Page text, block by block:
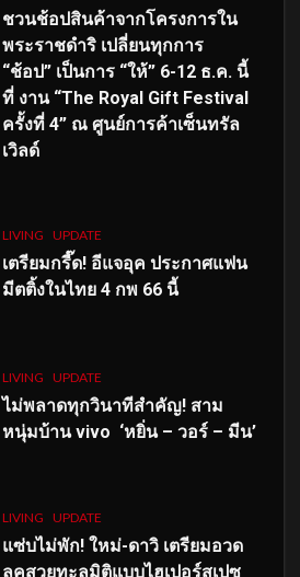
ชวนช้อปสินค้าจากโครงการใน
พระราชดำริ เปลี่ยนทุกการ
“ช้อป” เป็นการ “ให้” 6-12 ธ.ค. นี้
ที่ งาน “The Royal Gift Festival
ครั้งที่ 4” ณ ศูนย์การค้าเซ็นทรัล
เวิลด์
LIVING UPDATE
เตรียมกรี๊ด! อีแจอุค ประกาศแฟน
มีตติ้งในไทย 4 กพ 66 นี้
LIVING UPDATE
ไม่พลาดทุกวินาทีสำคัญ! สาม
หนุ่มบ้าน vivo ‘หยิ่น – วอร์ – มีน’
LIVING UPDATE
แซ่บไม่พัก! ใหม่-ดาวิ เตรียมอวด
ลุคสวยทะลุมิติแบบไฮเปอร์สเปซ